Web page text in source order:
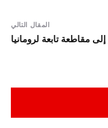
المقال التالي
مقاطعة تابعة لرومانيا